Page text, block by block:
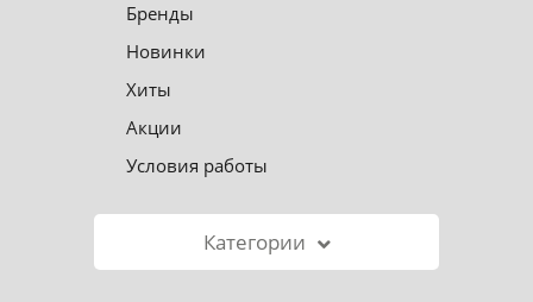
Бренды
Новинки
Хиты
Акции
Условия работы
Категории